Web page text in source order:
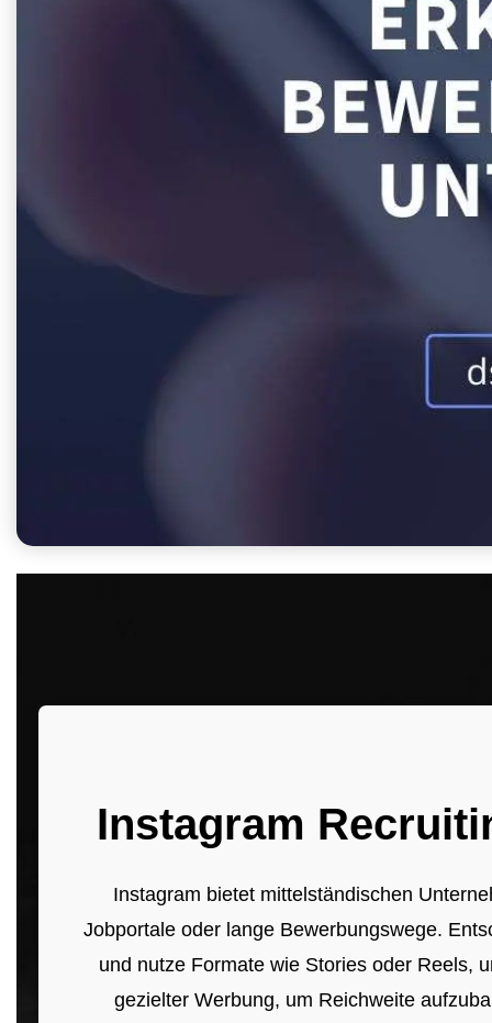
Instagram
Instagram bietet mittelständischen
Jobportale oder lange Bewerbungswege.
und nutze Formate wie Stories oder Reels,
gezielter Werbung, um Reichweite